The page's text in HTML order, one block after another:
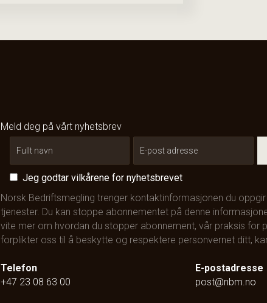
Meld deg på vårt nyhetsbrev
Jeg godtar vilkårene for nyhetsbrevet
Norsk Bedriftsmegling trenger kontaktinformasjonen du
tjenester. Du kan stoppe abonnementet på denne
vite mer om hvordan du stopper abonnement, vår praksis for
forplikter oss til å beskytte og respektere personvernet ditt,
Telefon
+47 23 08 63 00
E-postadresse
post@nbm.no